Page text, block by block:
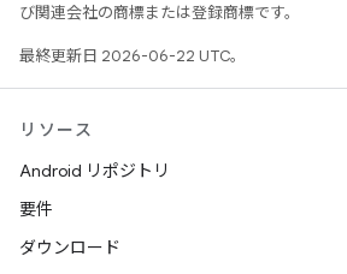
び関連会社の商標または登録商標です。
最終更新日 2026-06-22 UTC。
リソース
Android リポジトリ
要件
ダウンロード